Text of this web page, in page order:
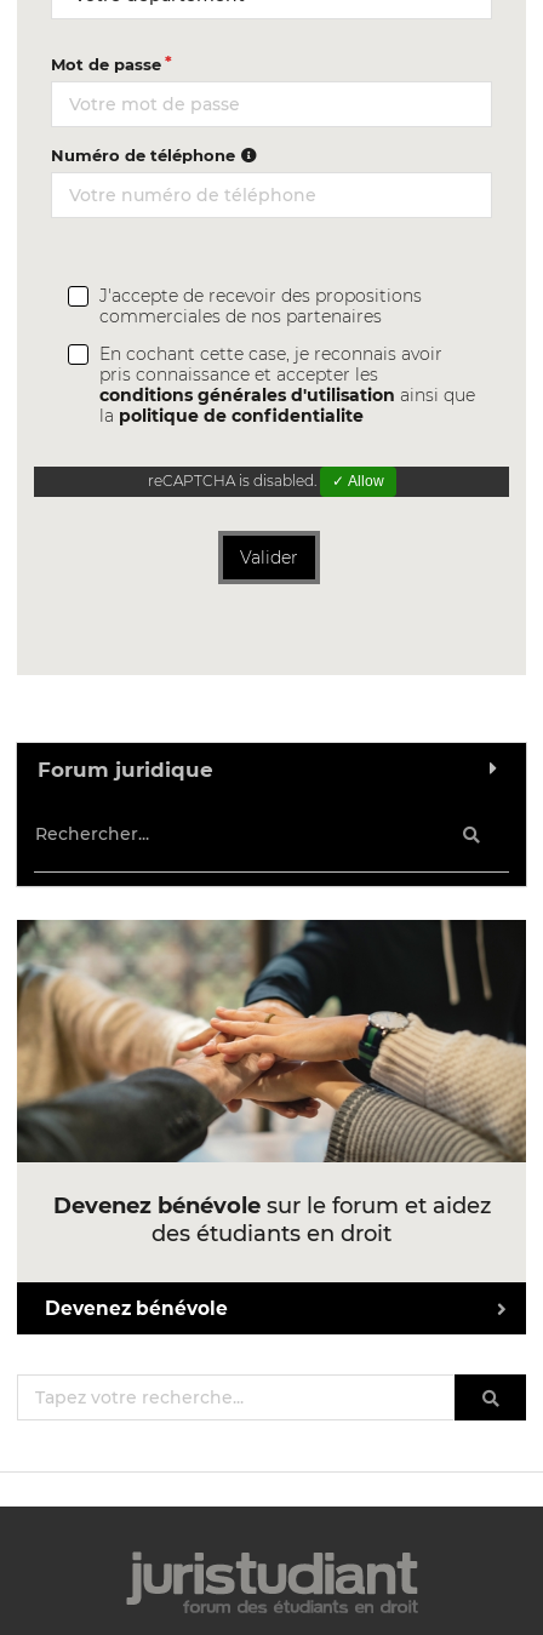
Mot de passe
Numéro de téléphone
J'accepte de recevoir des propositions
commerciales de nos partenaires
En cochant cette case, je reconnais avoir
pris connaissance et accepter les
conditions générales d'utilisation ainsi que
la politique de confidentialite
reCAPTCHA is disabled. ✓ Allow
Valider
Forum juridique
Devenez bénévolesur le forum et aidez
des étudiants en droit
Devenez bénévole